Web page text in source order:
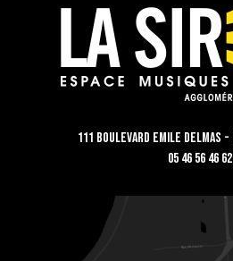
111 Boulevard Emile Delmas -
05 46 56 46 62